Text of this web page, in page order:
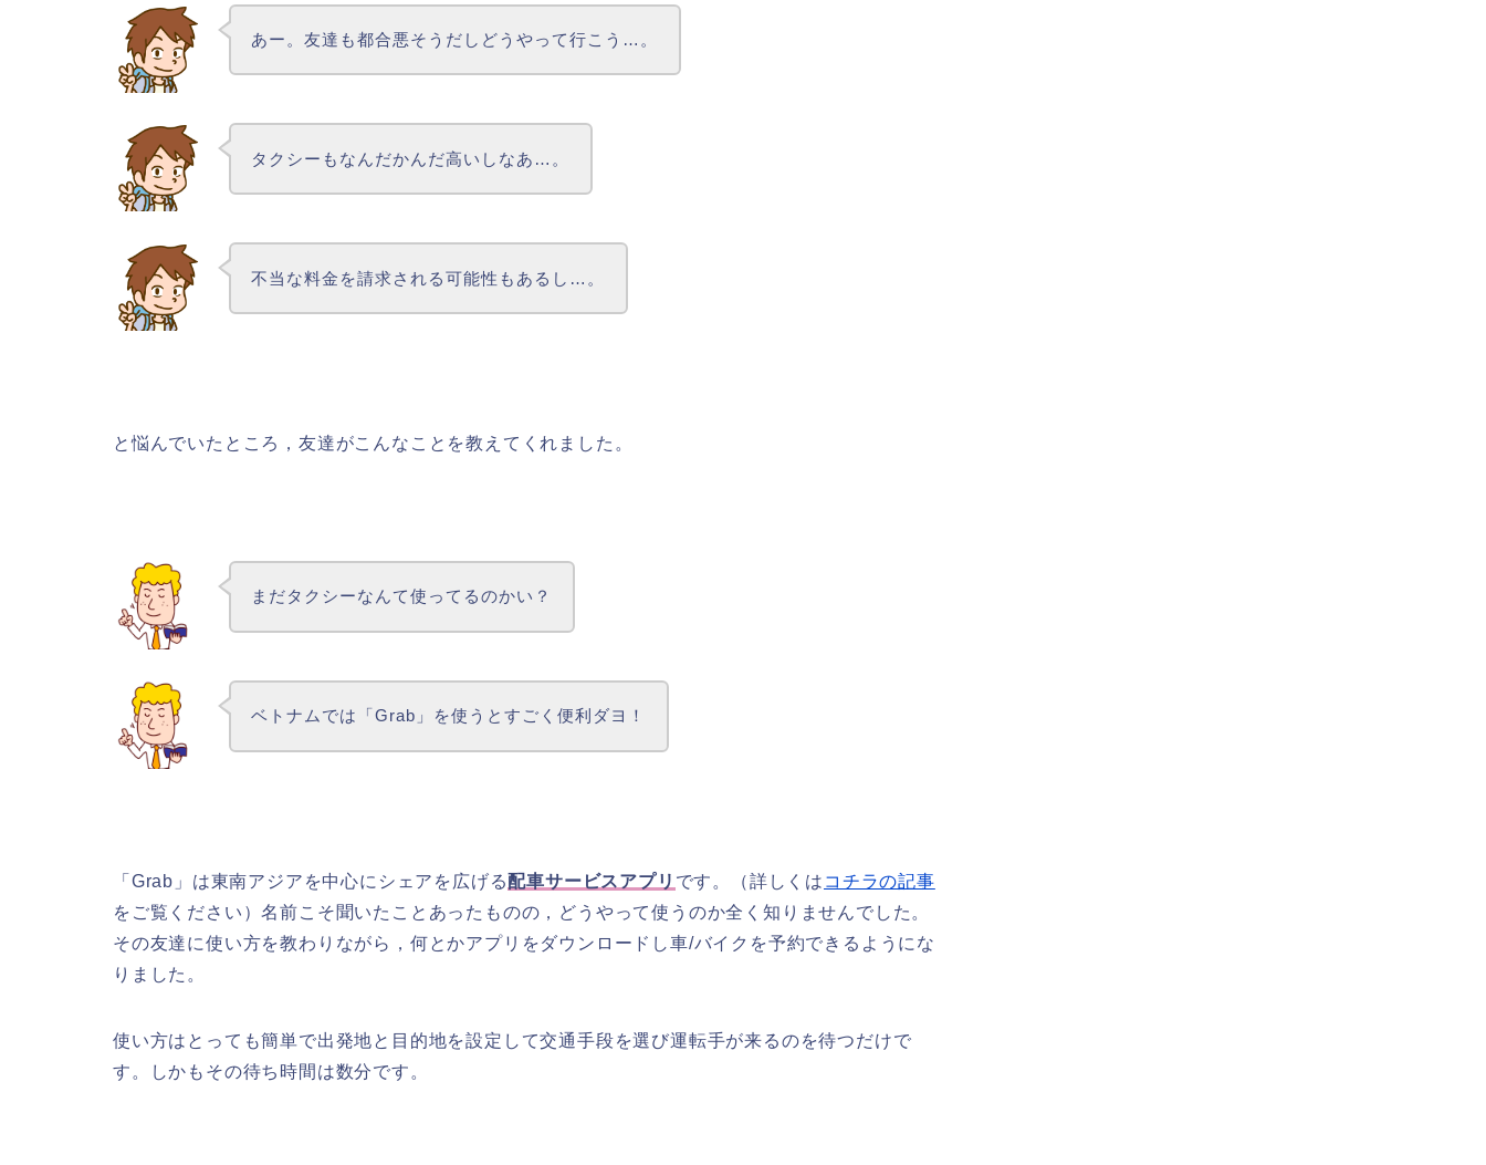
あー。友達も都合悪そうだしどうやって行こう…。
タクシーもなんだかんだ高いしなあ…。
不当な料金を請求される可能性もあるし…。
と悩んでいたところ，友達がこんなことを教えてくれました。
まだタクシーなんて使ってるのかい？
ベトナムでは「Grab」を使うとすごく便利ダヨ！
「Grab」は東南アジアを中心にシェアを広げる配車サービスアプリ です。（詳しくは コチラの記事
をご覧ください）名前こそ聞いたことあったものの，どうやって使うのか全く知りませんでした。
その友達に使い方を教わりながら，何とかアプリをダウンロードし車/バイクを予約できるようにな
りました。
使い方はとっても簡単で出発地と目的地を設定して交通手段を選び運転手が来るのを待つだけで
す。しかもその待ち時間は数分です。